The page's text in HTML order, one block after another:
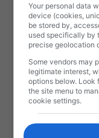
Your personal data
device (cookies,
be stored by,
used specifically by
precise geolocation
Some vendors may
legitimate interest,
options below. Look
the site menu to
cookie settings.